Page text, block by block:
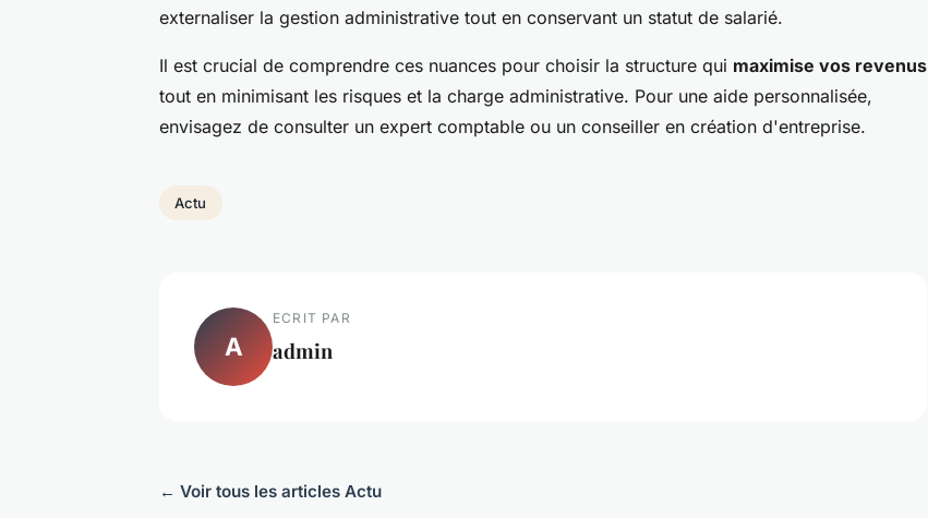
externaliser la gestion administrative tout en conservant un statut de salarié.
Il est crucial de comprendre ces nuances pour choisir la structure qui maximise vos revenus
tout en minimisant les risques et la charge administrative. Pour une aide personnalisée,
envisagez de consulter un expert comptable ou un conseiller en création d'entreprise.
Actu
A
ECRIT PAR
admin
← Voir tous les articles Actu